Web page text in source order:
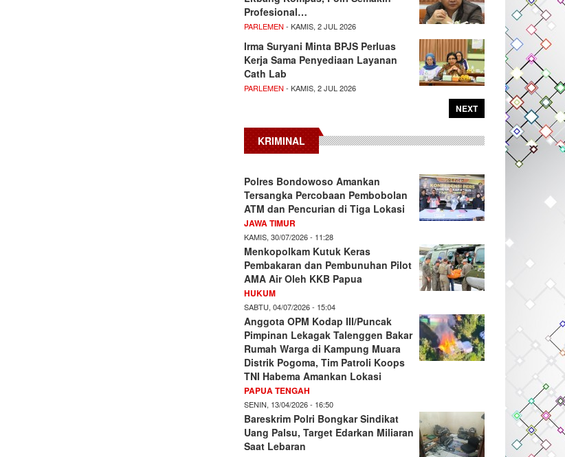
Profesional…
PARLEMEN - KAMIS, 2 JUL 2026
Irma Suryani Minta BPJS Perluas
Kerja Sama Penyediaan Layanan
Cath Lab
PARLEMEN - KAMIS, 2 JUL 2026
NEXT
KRIMINAL
Polres Bondowoso Amankan
Tersangka Percobaan Pembobolan
ATM dan Pencurian di Tiga Lokasi
JAWA TIMUR
KAMIS, 30/07/2026 - 11:28
Menkopolkam Kutuk Keras
Pembakaran dan Pembunuhan Pilot
AMA Air Oleh KKB Papua
HUKUM
SABTU, 04/07/2026 - 15:04
Anggota OPM Kodap III/Puncak
Pimpinan Lekagak Talenggen Bakar
Rumah Warga di Kampung Muara
Distrik Pogoma, Tim Patroli Koops
TNI Habema Amankan Lokasi
PAPUA TENGAH
SENIN, 13/04/2026 - 16:50
Bareskrim Polri Bongkar Sindikat
Uang Palsu, Target Edarkan Miliaran
Saat Lebaran